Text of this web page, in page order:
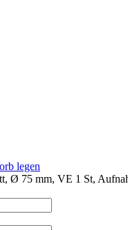
Ø 75 mm, VE 1 St,